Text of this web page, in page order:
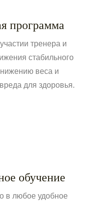
программа
тренера и
стабильного
веса и
для здоровья.
обучение
в любое удобное